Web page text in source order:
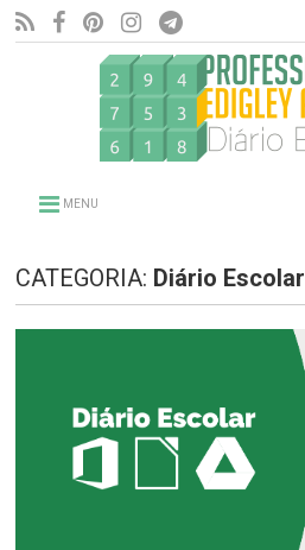
MENU
CATEGORIA: Diário Escolar